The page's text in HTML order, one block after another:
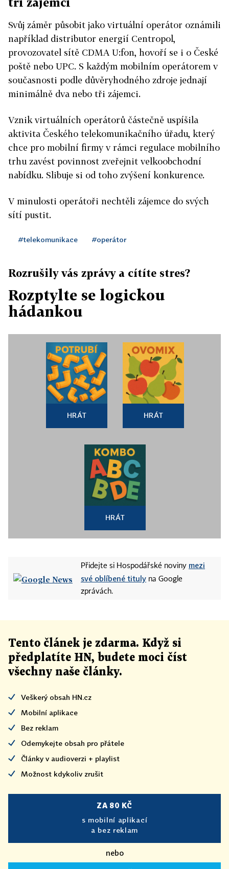
Svůj záměr působit jako virtuální operátor oznámili
například distributor energií Centropol,
provozovatel sítě CDMA U:fon, hovoří se i o České
poště nebo UPC. S každým mobilním operátorem v
současnosti podle důvěryhodného zdroje jednají
minimálně dva nebo tři zájemci.
Vznik virtuálních operátorů částečně uspíšila
aktivita Českého telekomunikačního úřadu, který
chce pro mobilní firmy v rámci regulace mobilního
trhu zavést povinnost zveřejnit velkoobchodní
nabídku. Slibuje si od toho zvýšení konkurence.
V minulosti operátoři nechtěli zájemce do svých
sítí pustit.
#telekomunikace #operátor
Rozrušily vás zprávy a cítíte stres?
Rozptylte se logickou
hádankou
HRÁT HRÁT
HRÁT
Přidejte si Hospodářské noviny mezi
své oblíbené tituly na Google
zprávách.
Tento článek je zdarma. Když si
předplatíte HN, budete moci číst
všechny naše články.
Veškerý obsah HN.cz
Mobilní aplikace
Bez reklam
Odemykejte obsah pro přátele
Články v audioverzi + playlist
Možnost kdykoliv zrušit
ZA 80 KČ
s mobilní aplikací
a bez reklam
nebo